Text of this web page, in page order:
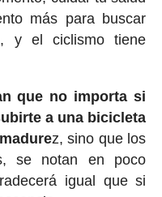
más para buscar
y el ciclismo tiene
que no importa si
a una bicicleta
z, sino que los
se notan en poco
igual que si